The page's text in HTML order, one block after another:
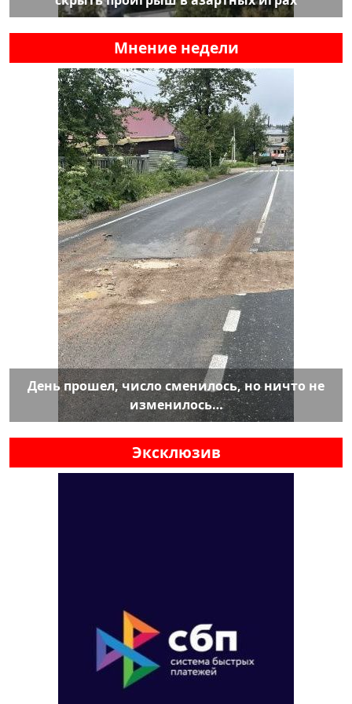
Мнение недели
День прошел, число сменилось, но ничто не
изменилось…
Эксклюзив